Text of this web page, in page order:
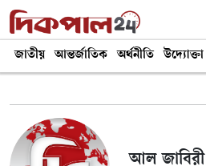
জাতীয় আন্তর্জাতিক অর্থনীতি উদ্যোক্তা
আল জাবিরী